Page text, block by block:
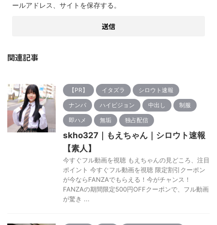
ールアドレス、サイトを保存する。
関連記事
【PR】 イタズラ シロウト速報
ナンパ ハイビジョン 中出し 制服
即ハメ 無垢 独占配信
skho327｜もえちゃん｜シロウト速報
【素人】
今すぐフル動画を視聴 もえちゃんの見どころ、注目
ポイント 今すぐフル動画を視聴 限定割引クーポン
が今ならFANZAでもらえる！今がチャンス！
FANZAの期間限定500円OFFクーポンで、フル動画
が驚き ...